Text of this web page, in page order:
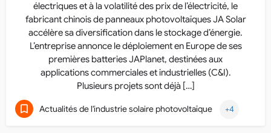
électriques et à la volatilité des prix de l’électricité, le
fabricant chinois de panneaux photovoltaïques JA Solar
accélère sa diversification dans le stockage d’énergie.
L’entreprise annonce le déploiement en Europe de ses
premières batteries JAPlanet, destinées aux
applications commerciales et industrielles (C&I).
Plusieurs projets sont déjà […]
Actualités de l'industrie solaire photovoltaïque +4